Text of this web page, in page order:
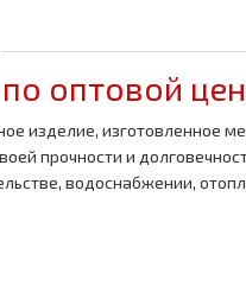
оптовой
изделие, изготовленное
прочности и
водоснабжении,